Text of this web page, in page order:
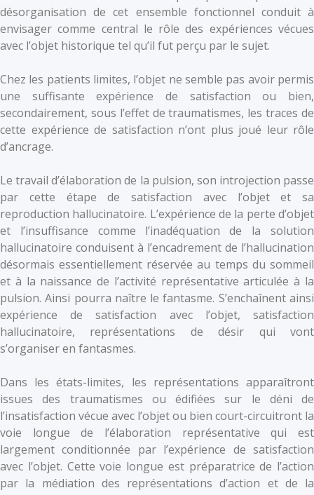
désorganisation de cet ensemble fonctionnel conduit à
envisager comme central le rôle des expériences vécues
avec l’objet historique tel qu’il fut perçu par le sujet.
Chez les patients limites, l’objet ne semble pas avoir permis
une suffisante expérience de satisfaction ou bien,
secondairement, sous l’effet de traumatismes, les traces de
cette expérience de satisfaction n’ont plus joué leur rôle
d’ancrage.
Le travail d’élaboration de la pulsion, son introjection passe
par cette étape de satisfaction avec l’objet et sa
reproduction hallucinatoire. L’expérience de la perte d’objet
et l’insuffisance comme l’inadéquation de la solution
hallucinatoire conduisent à l’encadrement de l’hallucination
désormais essentiellement réservée au temps du sommeil
et à la naissance de l’activité représentative articulée à la
pulsion. Ainsi pourra naître le fantasme. S’enchaînent ainsi
expérience de satisfaction avec l’objet, satisfaction
hallucinatoire, représentations de désir qui vont
s’organiser en fantasmes.
Dans les états-limites, les représentations apparaîtront
issues des traumatismes ou édifiées sur le déni de
l’insatisfaction vécue avec l’objet ou bien court-circuitront la
voie longue de l’élaboration représentative qui est
largement conditionnée par l’expérience de satisfaction
avec l’objet. Cette voie longue est préparatrice de l’action
par la médiation des représentations d’action et de la